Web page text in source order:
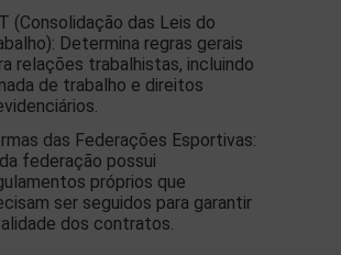
(Consolidação das Leis do
Determina regras gerais
relações trabalhistas, incluindo
de trabalho e direitos
das Federações Esportivas:
federação possui
próprios que
ser seguidos para garantir
dos contratos.